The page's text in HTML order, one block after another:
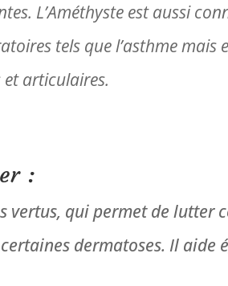
L’Améthyste est aussi
tels que l’asthme mais
articulaires.
:
vertus, qui permet de lutter
dermatoses. Il aide